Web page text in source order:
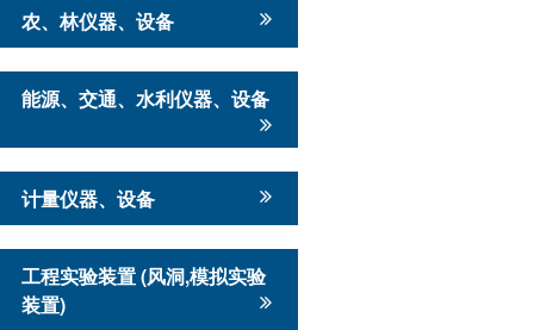
农、林仪器、设备
能源、交通、水利仪器、设备
计量仪器、设备
工程实验装置 (风洞,模拟实验
装置)